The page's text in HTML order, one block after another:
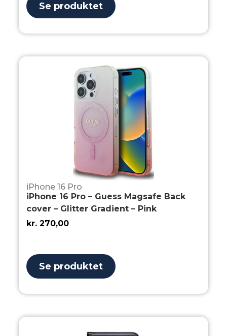
Se produktet
iPhone 16 Pro
iPhone 16 Pro – Guess Magsafe Back
cover – Glitter Gradient – Pink
kr. 270,00
Se produktet